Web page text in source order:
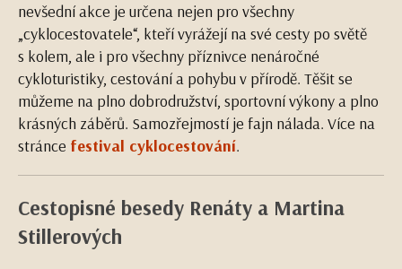
nevšední akce je určena nejen pro všechny
„cyklocestovatele“, kteří vyrážejí na své cesty po světě
s kolem, ale i pro všechny příznivce nenáročné
cykloturistiky, cestování a pohybu v přírodě. Těšit se
můžeme na plno dobrodružství, sportovní výkony a plno
krásných záběrů. Samozřejmostí je fajn nálada. Více na
stránce festival cyklocestování.
Cestopisné besedy Renáty a Martina
Stillerových